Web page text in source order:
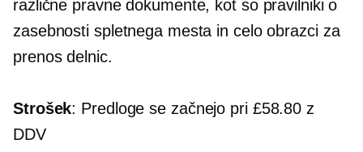
različne pravne dokumente, kot so pravilniki o
zasebnosti spletnega mesta in celo obrazci za
prenos delnic.
Strošek: Predloge se začnejo pri £58.80 z
DDV